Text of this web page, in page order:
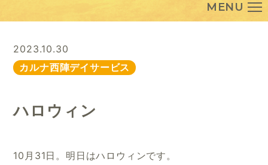
MENU
2023.10.30
カルナ西陣デイサービス
ハロウィン
10月31日。明日はハロウィンです。